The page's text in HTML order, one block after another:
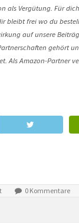
als Vergütung. Für
bleibt frei wo du
auf unsere
gehört
Als Amazon-Partner
0 Kommentare